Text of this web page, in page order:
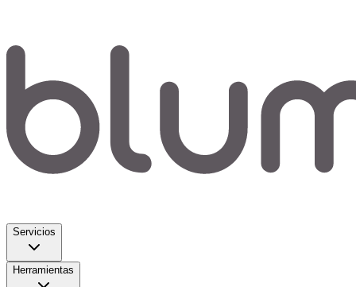
Servicios
Herramientas